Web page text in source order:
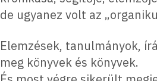
de ugyanez volt az
Elemzések, tanulmányok,
meg könyvek és könyvek.